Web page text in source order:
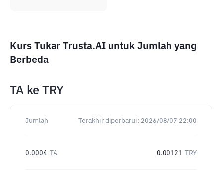
Kurs Tukar Trusta.AI untuk Jumlah yang
Berbeda
TA ke TRY
Jumlah Terakhir diperbarui: 2026/08/07 22:00
0.0004 TA 0.00121 TRY